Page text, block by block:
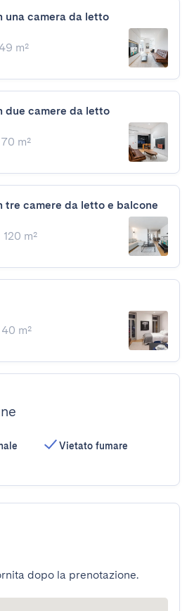
una camera da letto
49 m²
due camere da letto
70 m²
tre camere da letto e balcone
120 m²
40 m²
Vietato fumare
dopo la prenotazione.